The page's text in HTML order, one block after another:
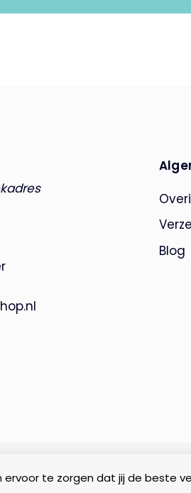
ervoor te zorgen dat jij de beste
Blog
|